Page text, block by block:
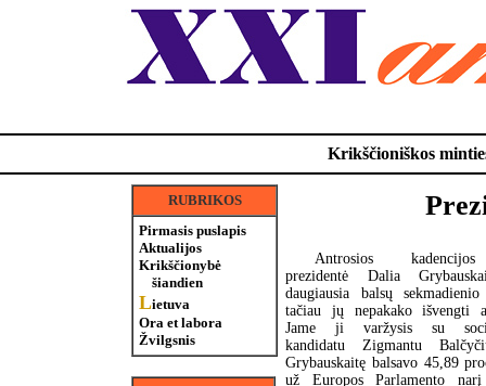
Krikščioniškos
RUBRIKOS
Pirmasis puslapis
Aktualijos
Krikščionybė
šiandien
Lietuva
Ora et labora
Žvilgsnis
Antrosios
prezidentė Dalia
daugiausia balsų
tačiau jų nepakako išvengti
Jame ji varžysis su
kandidatu Zigmantu
Grybauskaitę balsavo 45,89
už Europos Parlamento